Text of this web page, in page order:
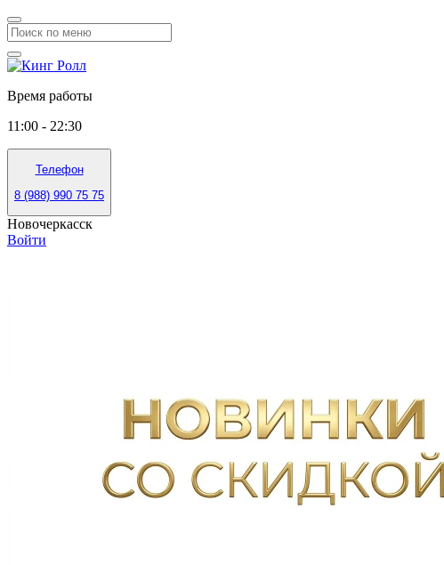
Время работы
11:00 - 22:30
Телефон
8 (988) 990 75 75
Новочеркасск
Войти